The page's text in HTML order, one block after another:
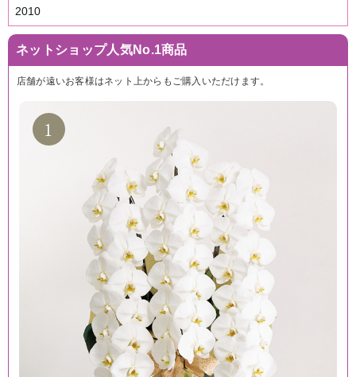
2010
ネットショップ人気No.1商品
店舗が遠いお客様はネット上からもご購入いただけます。